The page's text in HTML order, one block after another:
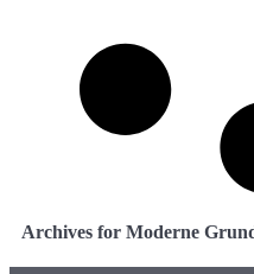
Archives for Moderne